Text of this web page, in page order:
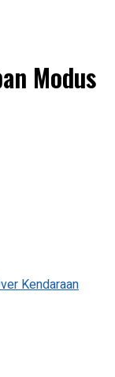
Modus